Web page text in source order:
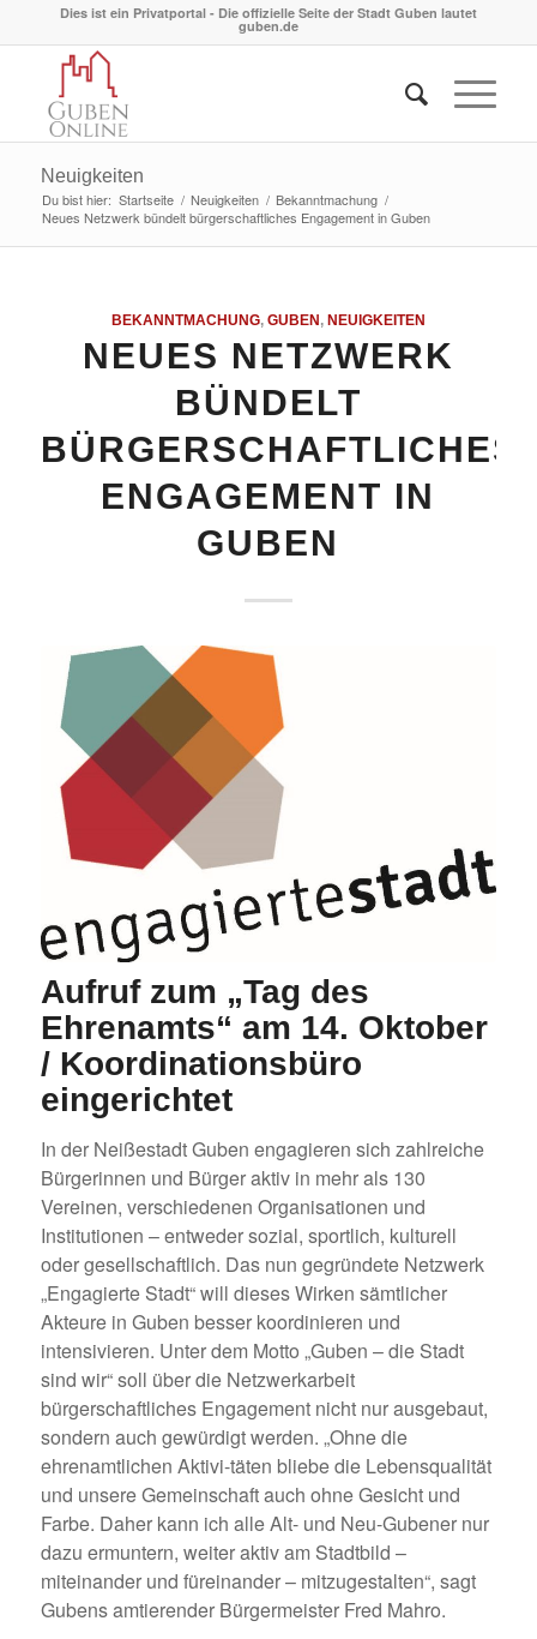
Dies ist ein Privatportal - Die offizielle Seite der Stadt Guben lautet
guben.de
Neuigkeiten
Du bist hier: Startseite / Neuigkeiten / Bekanntmachung /
Neues Netzwerk bündelt bürgerschaftliches Engagement in Guben
BEKANNTMACHUNG, GUBEN, NEUIGKEITEN
NEUES NETZWERK
BÜNDELT
BÜRGERSCHAFTLICHES
ENGAGEMENT IN
GUBEN
Aufruf zum „Tag des
Ehrenamts“ am 14. Oktober
/ Koordinationsbüro
eingerichtet
In der Neißestadt Guben engagieren sich zahlreiche
Bürgerinnen und Bürger aktiv in mehr als 130
Vereinen, verschiedenen Organisationen und
Institutionen – entweder sozial, sportlich, kulturell
oder gesellschaftlich. Das nun gegründete Netzwerk
„Engagierte Stadt“ will dieses Wirken sämtlicher
Akteure in Guben besser koordinieren und
intensivieren. Unter dem Motto „Guben – die Stadt
sind wir“ soll über die Netzwerkarbeit
bürgerschaftliches Engagement nicht nur ausgebaut,
sondern auch gewürdigt werden. „Ohne die
ehrenamtlichen Aktivi-täten bliebe die Lebensqualität
und unsere Gemeinschaft auch ohne Gesicht und
Farbe. Daher kann ich alle Alt- und Neu-Gubener nur
dazu ermuntern, weiter aktiv am Stadtbild –
miteinander und füreinander – mitzugestalten“, sagt
Gubens amtierender Bürgermeister Fred Mahro.